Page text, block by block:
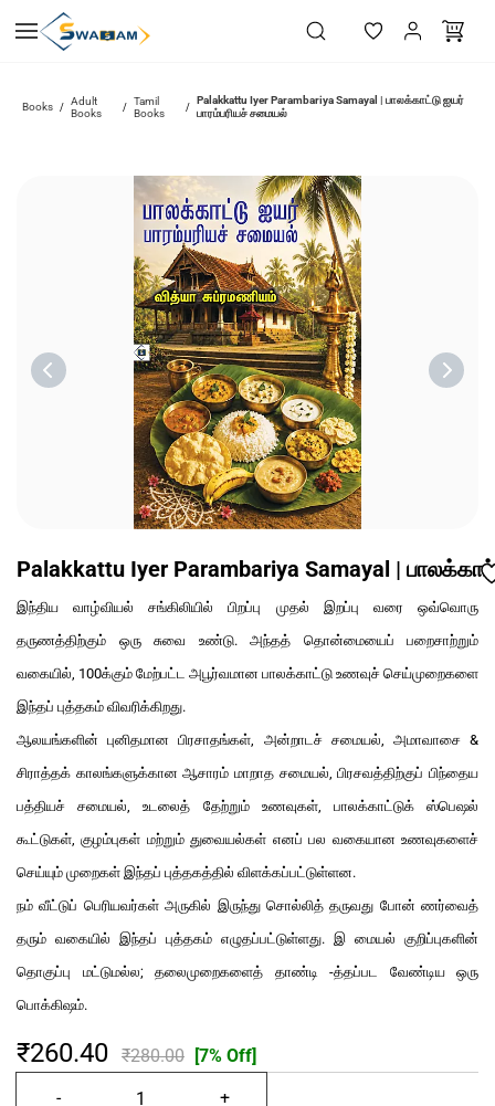
main
Books / Adult
Books
/
Tamil
Books
/
Palakkattu Iyer Parambariya Samayal | பாலக்காட்டு ஐயர்
பாரம்பரியச் சமையல்
Palakkattu Iyer Parambariya Samayal |
இந்திய வாழ்வியல் சங்கிலியில் பிறப்பு முதல் இறப்பு வரை ஒவ்வொரு
தருணத்திற்கும் ஒரு சுவை உண்டு. அந்தத் தொன்மையைப் பறைசாற்றும்
வகையில், 100க்கும் மேற்பட்ட அபூர்வமான பாலக்காட்டு உணவுச் செய்முறைகளை
இந்தப் புத்தகம் விவரிக்கிறது.
ஆலயங்களின் புனிதமான பிரசாதங்கள், அன்றாடச் சமையல், அமாவாசை &
சிராத்தக் காலங்களுக்கான ஆசாரம் மாறாத சமையல், பிரசவத்திற்குப் பிந்தைய
பத்தியச் சமையல், உடலைத் தேற்றும் உணவுகள், பாலக்காட்டுக் ஸ்பெஷல்
கூட்டுகள், குழம்புகள் மற்றும் துவையல்கள் எனப் பல வகையான உணவுகளைச்
செய்யும் முறைகள் இந்தப் புத்தகத்தில் விளக்கப்பட்டுள்ளன.
நம் வீட்டுப் பெரியவர்கள் அருகில் இருந்து சொல்லித் தருவது போன் ணர்வைத்
தரும் வகையில் இந்தப் புத்தகம் எழுதப்பட்டுள்ளது. இ மையல் குறிப்புகளின்
தொகுப்பு மட்டுமல்ல; தலைமுறைகளைத் தாண்டி -த்தப்பட வேண்டிய ஒரு
பொக்கிஷம்.
₹260.40 ₹280.00 [7% Off]